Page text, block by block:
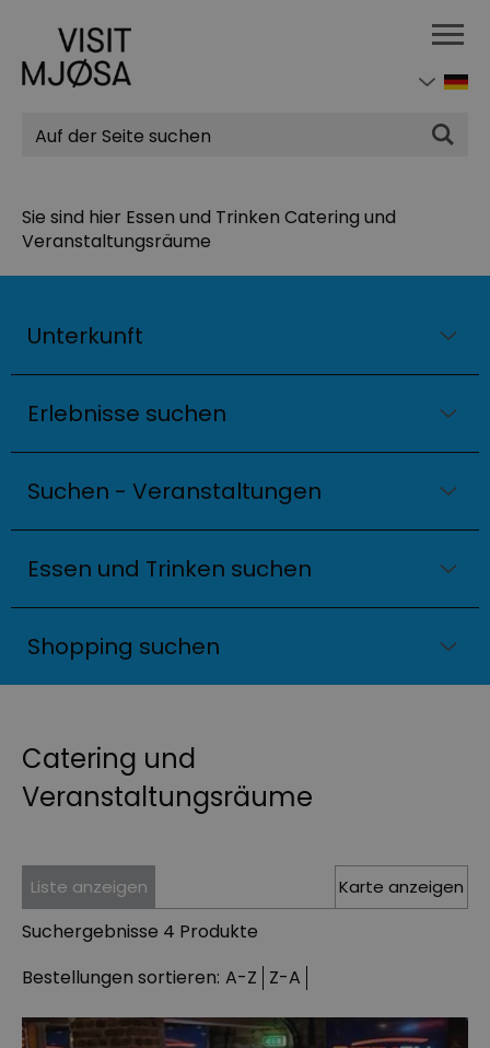
Suchen
Sie sind hier Essen und Trinken Catering und
Veranstaltungsräume
Unterkunft
Erlebnisse suchen
Suchen - Veranstaltungen
Essen und Trinken suchen
Shopping suchen
Catering und
Veranstaltungsräume
Liste anzeigen Karte anzeigen
Suchergebnisse 4 Produkte
Bestellungen sortieren: A-Z Z-A